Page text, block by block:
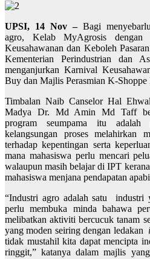
UPSI, 14 Nov – Bagi
agro, Kelab MyAgrosis dengan
Keusahawanan dan Keboleh
Kementerian Perindustrian dan
menganjurkan Karnival
Buy dan Majlis Perasmian K-Shoppe
Timbalan Naib Canselor Hal
Madya Dr. Md Amin Md Taff
program seumpama itu adalah
kelangsungan proses melahirkan
terhadap kepentingan serta
mana mahasiswa perlu mencari
walaupun masih belajar di IPT
mahasiswa menjana pendapatan
“Industri agro adalah satu industri
perlu membuka minda bahawa
melibatkan aktiviti bercucuk tanam
yang moden seiring dengan ledakan
tidak mustahil kita dapat mencipta
ringgit,” katanya dalam majlis